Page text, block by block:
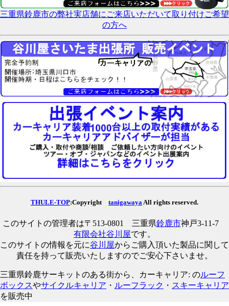
三重県鈴鹿市の弊社実店舗にご来店いただいて取り付けご希望
の方へ
THULE-TOP:Copyright tanigawayaAll rights reserved.
このサイトの管理者は〒513-0801 三重県鈴鹿市神戸3-11-7
有限会社谷川屋です。
このサイトの情報を元に谷川屋からご購入頂いた製品に関して
責任を持って販売いたしますのでご安心下さいませ。
三重県鈴鹿サーキットのある街から、カーキャリア: のルーフ
ボックスやサイクルキャリア ・ ルーフラック ・ スキーキャリア
を販売中